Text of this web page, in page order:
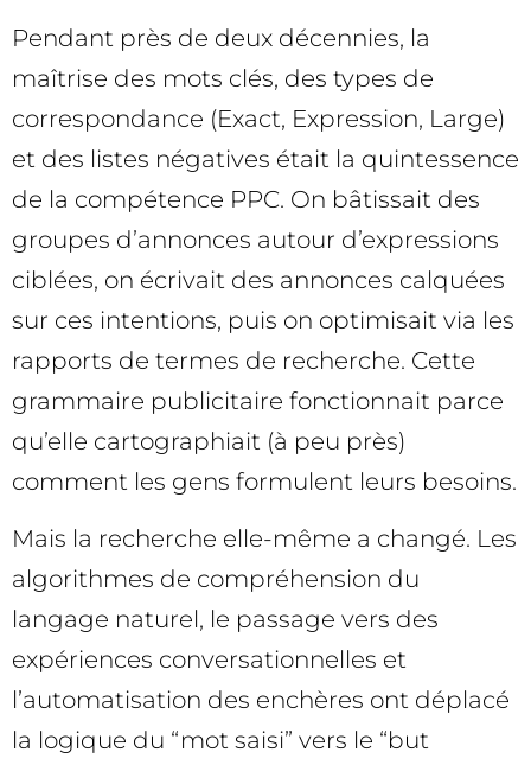
Pendant près de deux décennies, la
maîtrise des mots clés, des types de
correspondance (Exact, Expression, Large)
et des listes négatives était la quintessence
de la compétence PPC. On bâtissait des
groupes d’annonces autour d’expressions
ciblées, on écrivait des annonces calquées
sur ces intentions, puis on optimisait via les
rapports de termes de recherche. Cette
grammaire publicitaire fonctionnait parce
qu’elle cartographiait (à peu près)
comment les gens formulent leurs besoins.
Mais la recherche elle-même a changé. Les
algorithmes de compréhension du
langage naturel, le passage vers des
expériences conversationnelles et
l’automatisation des enchères ont déplacé
la logique du “mot saisi” vers le “but